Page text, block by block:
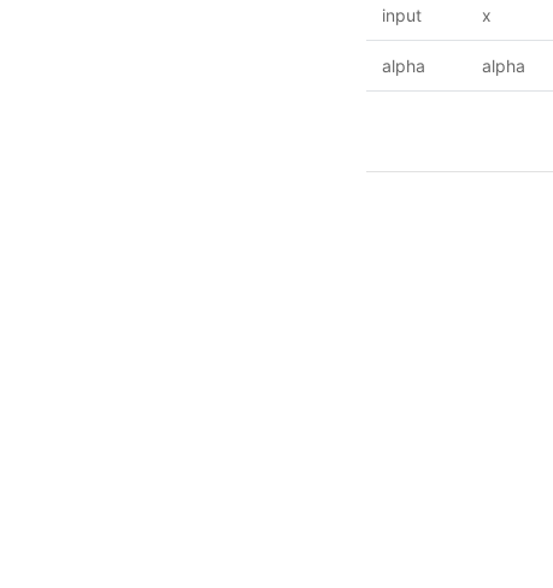
input x
alpha alpha